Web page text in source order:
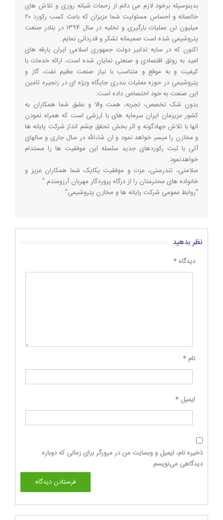
بدینوسیله برخود لازم می دانم از زحمات شبانه روزی و تلاش های
خالصانه و احساس مسئولیت شما عزیزان که باعث کسب رکورد ۲۰
میلیون تن عملیات بارگیری و تخلیه در سال ۱۳۹۴ در بنادر صنعت
پتروشیمی شده است صمیمانه تشکر و قدردانی نمایم.
اکنون که در سایه تدابیر دولت جمهوری اسلامی ایران بارقه های
امید به رونق اقتصادی و صنعتی نمایان شده است، ارائه خدمات با
کیفیت و به موقع و متناسب با نیاز صنعت عظیم نفت، گاز و
پتروشیمی در حوزه عملیات بندری جایگاه ویژه ای در زنجیره تامین
این صنعت به خود اختصاص داده است.
بدون شک تخصص، تجربه، همت والا و عشق شما همکاران به
کشور عزیزمان ایران سرمایه های با ارزشی است که همراه نمودن
انها با تلاش جهادگونه و اثر بخش تحقق چشم انداز شرکت پایانه ها
و مخازن را میسر خواهد نمود و ان شاءالله در سال جاری و سالهای
آتی با ثبت رکوردهای جدید سلسله این موفقیت ها را مستدام
خواهدنمود.
سلامتی، تندرستی، عزت و موفقیت یکایک شما همکاران عزیز و
خانواده های محترمتان را از درگاه پروردگار مهربان آرزومندم.”
“روابط عمومی شرکت پایانه ها و مخازن پتروشیمی”
نظر بدهید
دیدگاه*
نام *
ایمیل *
ذخیره نام، ایمیل و وبسایت من در مرورگر برای زمانی که دوباره
دیدگاهی می‌نویسم.